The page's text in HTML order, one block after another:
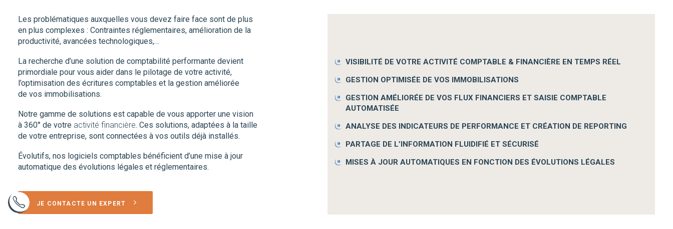
Les problématiques auxquelles vous devez faire face sont de plus
en plus complexes : Contraintes réglementaires, amélioration de la
productivité, avancées technologiques,…
La recherche d’une solution de comptabilité performante devient
primordiale pour vous aider dans le pilotage de votre activité,
l’optimisation des écritures comptables et la gestion améliorée
de vos immobilisations.
Notre gamme de solutions est capable de vous apporter une vision
à 360° de votre activité financière. Ces solutions, adaptées à la taille
de votre entreprise, sont connectées à vos outils déjà installés.
Évolutifs, nos logiciels comptables bénéficient d’une mise à jour
automatique des évolutions légales et réglementaires.
JE CONTACTE UN EXPERT
VISIBILITÉ DE VOTRE ACTIVITÉ COMPTABLE & FINANCIÈRE EN TEMPS RÉEL
GESTION OPTIMISÉE DE VOS IMMOBILISATIONS
GESTION AMÉLIORÉE DE VOS FLUX FINANCIERS ET SAISIE COMPTABLE
AUTOMATISÉE
ANALYSE DES INDICATEURS DE PERFORMANCE ET CRÉATION DE REPORTING
PARTAGE DE L’INFORMATION FLUIDIFIÉ ET SÉCURISÉ
MISES À JOUR AUTOMATIQUES EN FONCTION DES ÉVOLUTIONS LÉGALES